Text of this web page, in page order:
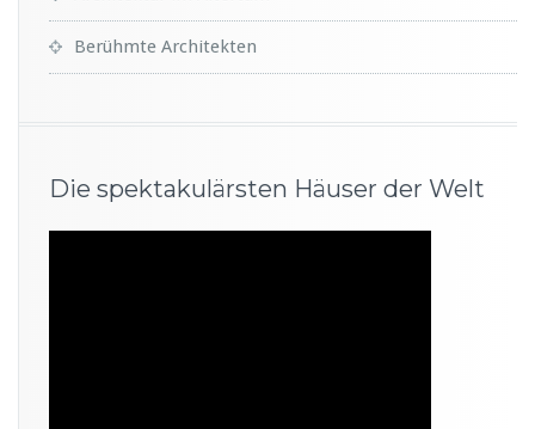
Berühmte Architekten
Die spektakulärsten Häuser der Welt